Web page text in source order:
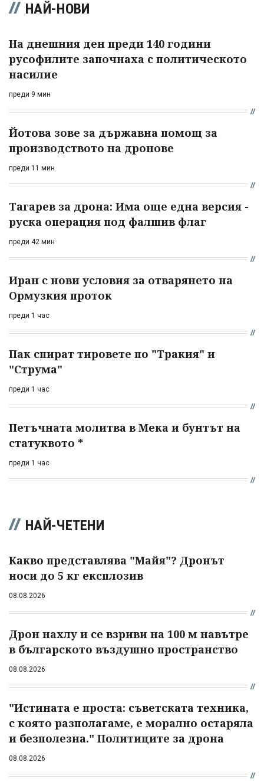
НАЙ-НОВИ
На днешния ден преди 140 години
русофилите започнаха с политическото
насилие
преди 9 мин
Йотова зове за държавна помощ за
производството на дронове
преди 11 мин
Тагарев за дрона: Има още една версия -
руска операция под фалшив флаг
преди 42 мин
Иран с нови условия за отварянето на
Ормузкия проток
преди 1 час
Пак спират тировете по "Тракия" и
"Струма"
преди 1 час
Петъчната молитва в Мека и бунтът на
статуквото *
преди 1 час
НАЙ-ЧЕТЕНИ
Какво представлява "Майя"? Дронът
носи до 5 кг експлозив
08.08.2026
Дрон нахлу и се взриви на 100 м навътре
в българското въздушно пространство
08.08.2026
"Истината е проста: съветската техника,
с която разполагаме, е морално остаряла
и безполезна." Политиците за дрона
08.08.2026